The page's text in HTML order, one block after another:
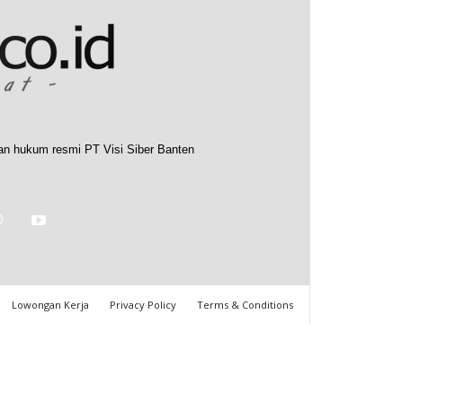
hukum resmi PT Visi Siber Banten
Lowongan Kerja Privacy Policy Terms & Conditions